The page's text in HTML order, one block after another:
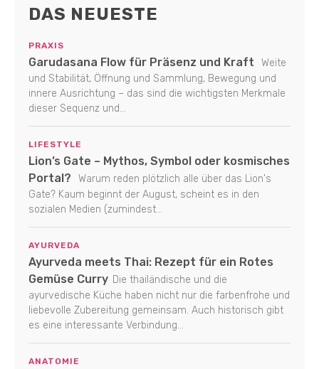
DAS NEUESTE
PRAXIS
Garudasana Flow für Präsenz und Kraft
Weite
und Stabilität, Öffnung und Sammlung, Bewegung und
innere Ausrichtung – das sind die wichtigsten Merkmale
dieser Sequenz und...
LIFESTYLE
Lion’s Gate – Mythos, Symbol oder kosmisches
Portal?
Warum reden plötzlich alle über das Lion's
Gate? Kaum beginnt der August, scheint es in den
sozialen Medien (zumindest...
AYURVEDA
Ayurveda meets Thai: Rezept für ein Rotes
Gemüse Curry Die thailändische und die
ayurvedische Küche haben nicht nur die farbenfrohe und
liebevolle Zubereitung gemeinsam. Auch historisch gibt
es eine interessante Verbindung...
ANATOMIE